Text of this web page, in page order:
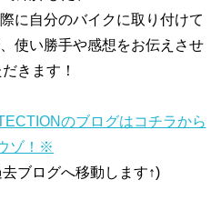
に自分のバイクに取り付けて
使い勝手や感想をお伝えさせ
きます！
のブログはコチラから
ゾ！※
ブログへ移動します↑)